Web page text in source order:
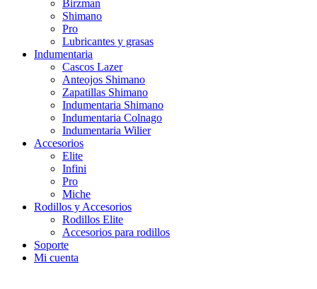
Birzman
Shimano
Pro
Lubricantes y grasas
Indumentaria
Cascos Lazer
Anteojos Shimano
Zapatillas Shimano
Indumentaria Shimano
Indumentaria Colnago
Indumentaria Wilier
Accesorios
Elite
Infini
Pro
Miche
Rodillos y Accesorios
Rodillos Elite
Accesorios para rodillos
Soporte
Mi cuenta